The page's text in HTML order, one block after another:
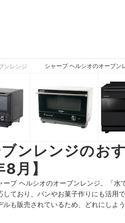
ンレンジ シャープ ヘルシオのオーブン
ンレンジのお
月】
プ ヘルシオのオーブンレンジ。「水
ており、パンやお菓子作りにも活用
も販売されているため、どれにしよ